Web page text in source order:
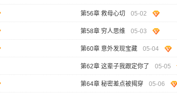
第56章 救母心切 05-02
第58章 穷人思维 05-03
第60章 意外发现宝藏 05-04
第62章 这辈子我跟定你了 05-05
第64章 秘密差点被揭穿 05-06